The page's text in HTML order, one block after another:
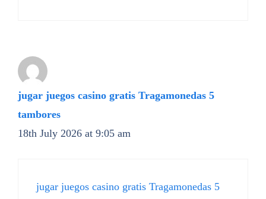
jugar juegos casino gratis Tragamonedas 5
tambores
18th July 2026 at 9:05 am
jugar juegos casino gratis Tragamonedas 5